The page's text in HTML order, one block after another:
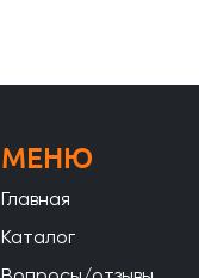
МЕНЮ
Главная
Каталог